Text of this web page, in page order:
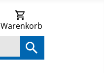
Warenkorb